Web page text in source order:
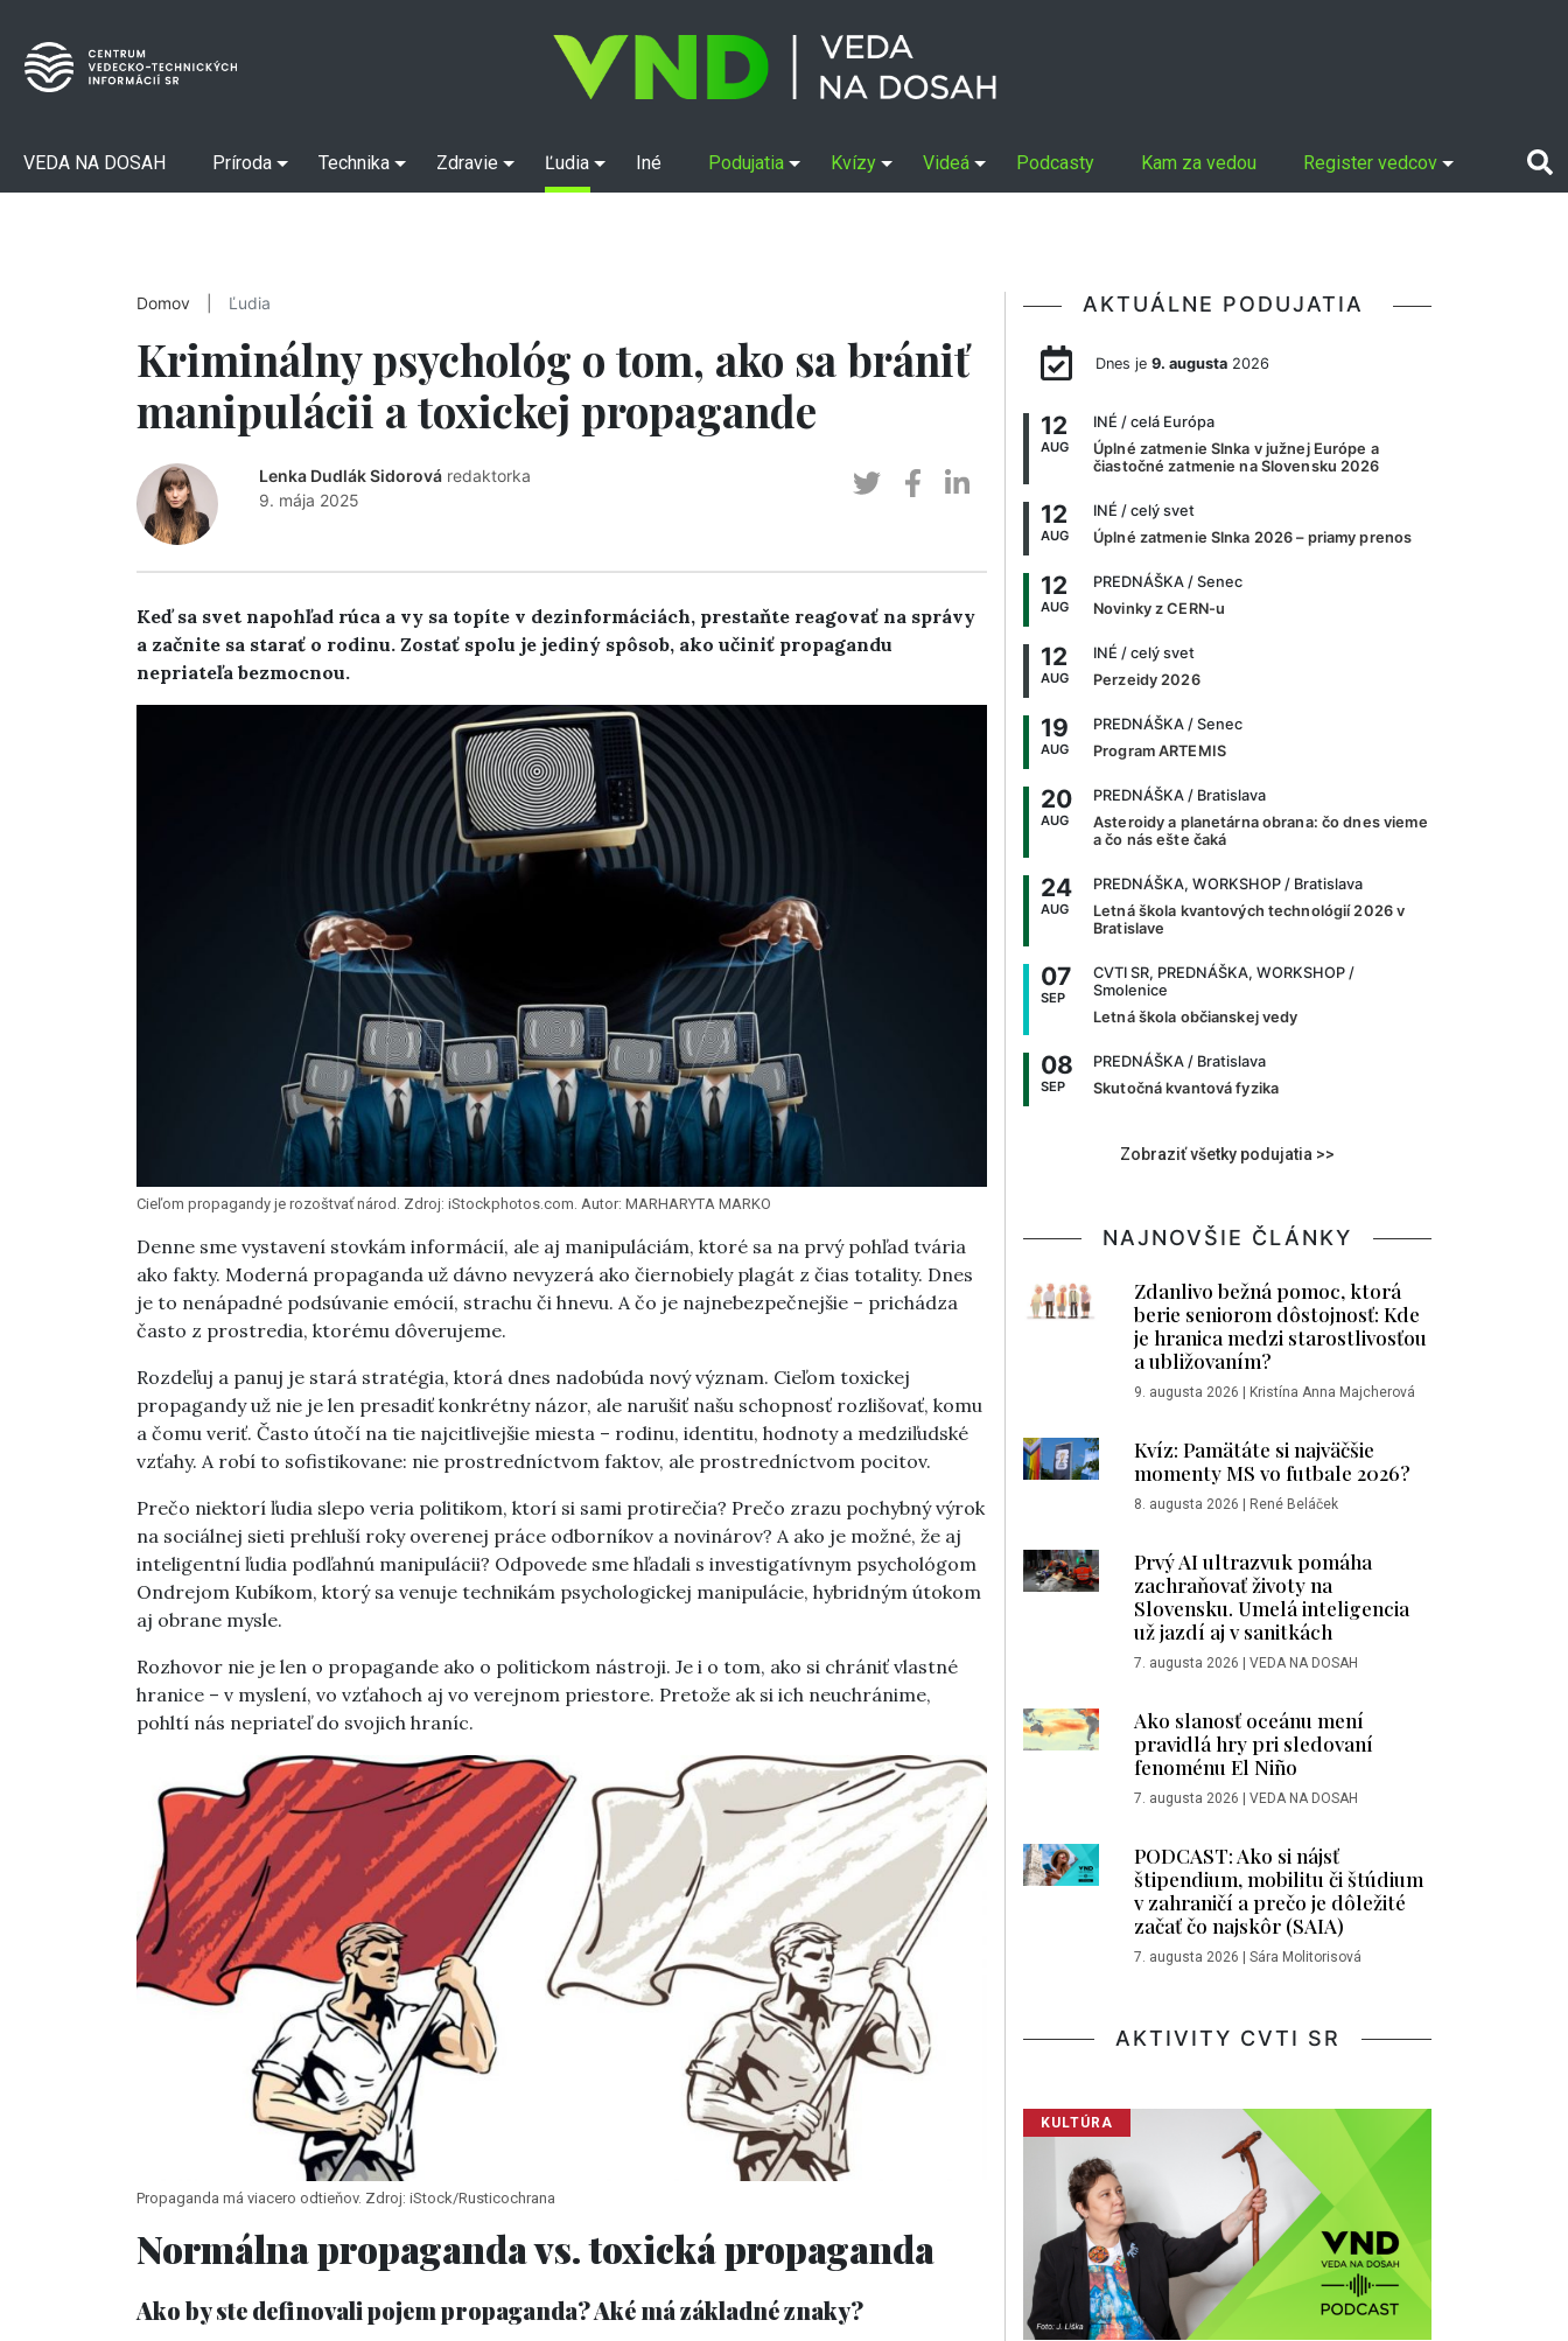
VEDA NA DOSAH Príroda Technika Zdravie Ľudia Iné Podujatia Kvízy Videá Podcasty Kam za vedou Register vedcov
Domov Ľudia
Kriminálny psychológ o tom, ako sa brániť
manipulácii a toxickej propagande
Lenka Dudlák Sidorová redaktorka
9. mája 2025
Keď sa svet napohľad rúca a vy sa topíte v dezinformáciách, prestaňte reagovať na správy
a začnite sa starať o rodinu. Zostať spolu je jediný spôsob, ako učiniť propagandu
nepriateľa bezmocnou.
Cieľom propagandy je rozoštvať národ. Zdroj: iStockphotos.com. Autor: MARHARYTA MARKO
Denne sme vystavení stovkám informácií, ale aj manipuláciám, ktoré sa na prvý pohľad tvária
ako fakty. Moderná propaganda už dávno nevyzerá ako čiernobiely plagát z čias totality. Dnes
je to nenápadné podsúvanie emócií, strachu či hnevu. A čo je najnebezpečnejšie – prichádza
často z prostredia, ktorému dôverujeme.
Rozdeľuj a panuj je stará stratégia, ktorá dnes nadobúda nový význam. Cieľom toxickej
propagandy už nie je len presadiť konkrétny názor, ale narušiť našu schopnosť rozlišovať, komu
a čomu veriť. Často útočí na tie najcitlivejšie miesta – rodinu, identitu, hodnoty a medziľudské
vzťahy. A robí to sofistikovane: nie prostredníctvom faktov, ale prostredníctvom pocitov.
Prečo niektorí ľudia slepo veria politikom, ktorí si sami protirečia? Prečo zrazu pochybný výrok
na sociálnej sieti prehluší roky overenej práce odborníkov a novinárov? A ako je možné, že aj
inteligentní ľudia podľahnú manipulácii? Odpovede sme hľadali s investigatívnym psychológom
Ondrejom Kubíkom, ktorý sa venuje technikám psychologickej manipulácie, hybridným útokom
aj obrane mysle.
Rozhovor nie je len o propagande ako o politickom nástroji. Je i o tom, ako si chrániť vlastné
hranice – v myslení, vo vzťahoch aj vo verejnom priestore. Pretože ak si ich neuchránime,
pohltí nás nepriateľ do svojich hraníc.
Propaganda má viacero odtieňov. Zdroj: iStock/Rusticochrana
Normálna propaganda vs. toxická propaganda
Ako by ste definovali pojem propaganda? Aké má základné znaky?
AKTUÁLNE PODUJATIA
Dnes je 9. augusta2026
12
AUG
INÉ / celá Európa
Úplné zatmenie Slnka v južnej Európe a
čiastočné zatmenie na Slovensku 2026
12
AUG
INÉ / celý svet
Úplné zatmenie Slnka 2026 – priamy prenos
12
AUG
PREDNÁŠKA / Senec
Novinky z CERN-u
12
AUG
INÉ / celý svet
Perzeidy 2026
19
AUG
PREDNÁŠKA / Senec
Program ARTEMIS
20
AUG
PREDNÁŠKA / Bratislava
Asteroidy a planetárna obrana: čo dnes vieme
a čo nás ešte čaká
24
AUG
PREDNÁŠKA, WORKSHOP / Bratislava
Letná škola kvantových technológií 2026 v
Bratislave
07
SEP
CVTI SR, PREDNÁŠKA, WORKSHOP /
Smolenice
Letná škola občianskej vedy
08
SEP
PREDNÁŠKA / Bratislava
Skutočná kvantová fyzika
Zobraziť všetky podujatia >>
NAJNOVŠIE ČLÁNKY
Zdanlivo bežná pomoc, ktorá
berie seniorom dôstojnosť: Kde
je hranica medzi starostlivosťou
a ubližovaním?
9. augusta 2026 | Kristína Anna Majcherová
Kvíz: Pamätáte si najväčšie
momenty MS vo futbale 2026?
8. augusta 2026 | René Beláček
Prvý AI ultrazvuk pomáha
zachraňovať životy na
Slovensku. Umelá inteligencia
už jazdí aj v sanitkách
7. augusta 2026 | VEDA NA DOSAH
Ako slanosť oceánu mení
pravidlá hry pri sledovaní
fenoménu El Niño
7. augusta 2026 | VEDA NA DOSAH
PODCAST: Ako si nájsť
štipendium, mobilitu či štúdium
v zahraničí a prečo je dôležité
začať čo najskôr (SAIA)
7. augusta 2026 | Sára Molitorisová
AKTIVITY CVTI SR
KULTÚRA